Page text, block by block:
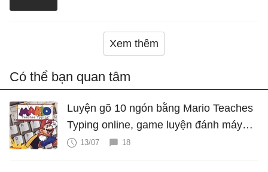
Xem thêm
Có thể bạn quan tâm
Luyện gõ 10 ngón bằng Mario Teaches
Typing online, game luyện đánh máy
cực hấp dẫn
13/07 18